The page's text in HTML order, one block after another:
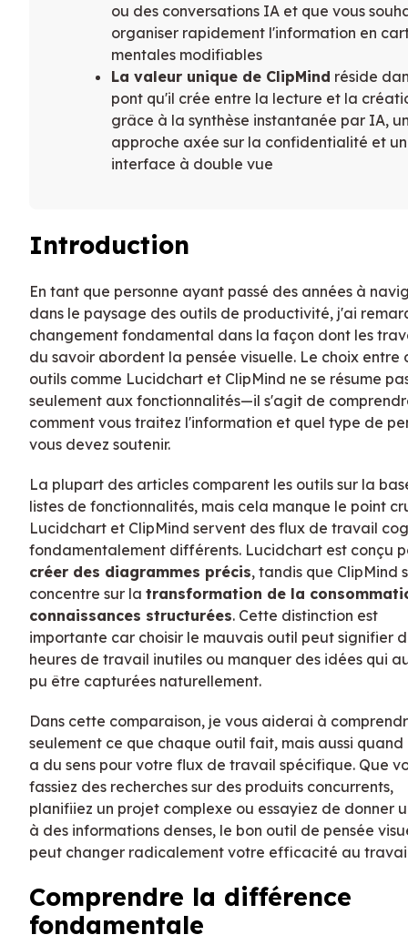
ou des conversations IA et que vous
organiser rapidement l'information en
mentales modifiables
La valeur unique de ClipMind réside
pont qu'il crée entre la lecture et la
grâce à la synthèse instantanée par IA,
approche axée sur la confidentialité et
interface à double vue
Introduction
En tant que personne ayant passé des années à
dans le paysage des outils de productivité, j'ai
changement fondamental dans la façon dont les
du savoir abordent la pensée visuelle. Le choix entre
outils comme Lucidchart et ClipMind ne se résume
seulement aux fonctionnalités—il s'agit de
comment vous traitez l'information et quel type de
vous devez soutenir.
La plupart des articles comparent les outils sur la
listes de fonctionnalités, mais cela manque le point
Lucidchart et ClipMind servent des flux de travail
fondamentalement différents. Lucidchart est conçu
créer des diagrammes précis, tandis que ClipMind
concentre sur la transformation de la
connaissances structurées. Cette distinction est
importante car choisir le mauvais outil peut signifier
heures de travail inutiles ou manquer des idées qui
pu être capturées naturellement.
Dans cette comparaison, je vous aiderai à
seulement ce que chaque outil fait, mais aussi quand
a du sens pour votre flux de travail spécifique. Que
fassiez des recherches sur des produits concurrents,
planifiiez un projet complexe ou essayiez de donner
à des informations denses, le bon outil de pensée
peut changer radicalement votre efficacité au
Comprendre la différence
fondamentale